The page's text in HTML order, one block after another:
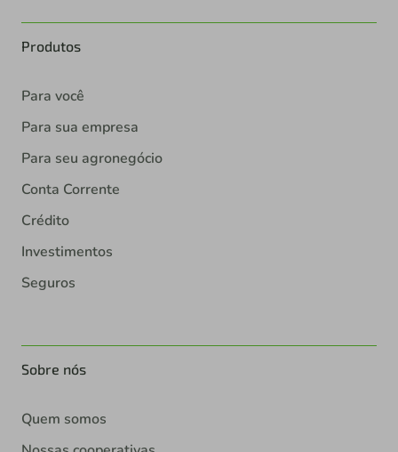
Produtos
Para você
Para sua empresa
Para seu agronegócio
Conta Corrente
Crédito
Investimentos
Seguros
Sobre nós
Quem somos